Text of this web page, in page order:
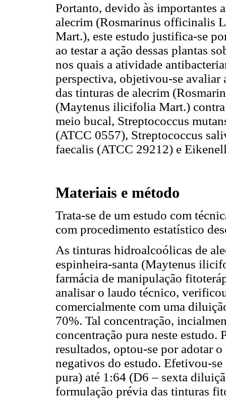
Portanto, devido às importantes
alecrim (Rosmarinus officinalis
Mart.), este estudo justifica-se
ao testar a ação dessas plantas
nos quais a atividade
perspectiva, objetivou-se
das tinturas de alecrim
(Maytenus ilicifolia Mart.) contra
meio bucal, Streptococcus
(ATCC 0557), Streptococcus
faecalis (ATCC 29212) e
Materiais e método
Trata-se de um estudo com
com procedimento estatístico
As tinturas hidroalcoólicas de
espinheira-santa (Maytenus
farmácia de manipulação
analisar o laudo técnico,
comercialmente com uma
70%. Tal concentração,
concentração pura neste estudo.
resultados, optou-se por adotar
negativos do estudo. Efetivou-
pura) até 1:64 (D6 – sexta
formulação prévia das tinturas